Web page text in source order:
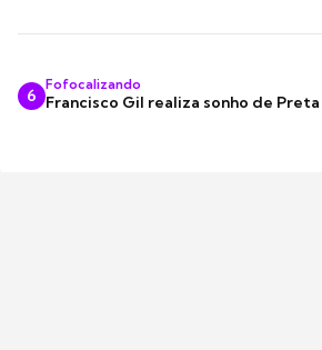
6
Fofocalizando
Francisco Gil realiza sonho de